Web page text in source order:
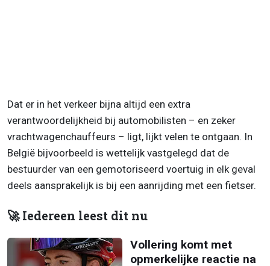
Dat er in het verkeer bijna altijd een extra
verantwoordelijkheid bij automobilisten – en zeker
vrachtwagenchauffeurs – ligt, lijkt velen te ontgaan. In
België bijvoorbeeld is wettelijk vastgelegd dat de
bestuurder van een gemotoriseerd voertuig in elk geval
deels aansprakelijk is bij een aanrijding met een fietser.
🚀 Iedereen leest dit nu
Vollering komt met
opmerkelijke reactie na